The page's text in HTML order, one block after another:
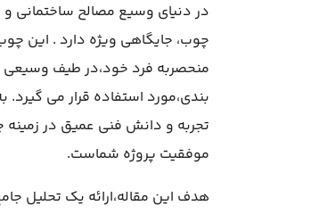
چوب، جایگاهی ویژه دارد . این
منحصربه فرد خود،در طیف وسیعی
بندی،مورد استفاده قرار می گیرد.
تجربه و دانش فنی عمیق در زمینه
موفقیت پروژه شماست.
هدف این مقاله،ارائه یک تحلیل